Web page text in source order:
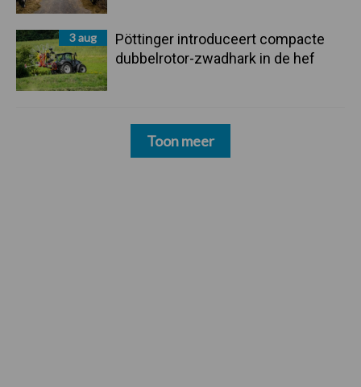
3 aug
Pöttinger introduceert compacte
dubbelrotor-zwadhark in de hef
Toon meer